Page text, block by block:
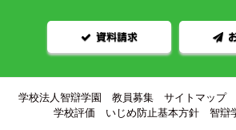
資料請求
学校法人智辯学園 教員募集 サイトマップ
学校評価
いじめ防止基本方針 智辯